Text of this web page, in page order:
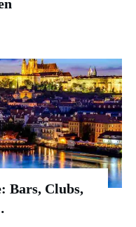
Bars, Clubs,